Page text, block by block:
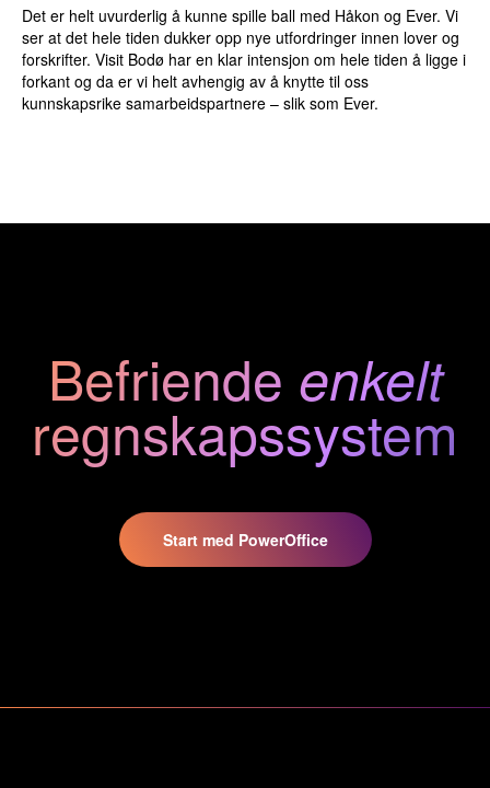
Det er helt uvurderlig å kunne spille ball med Håkon og Ever. Vi
ser at det hele tiden dukker opp nye utfordringer innen lover og
forskrifter. Visit Bodø har en klar intensjon om hele tiden å ligge i
forkant og da er vi helt avhengig av å knytte til oss
kunnskapsrike samarbeidspartnere – slik som Ever.
Befriende enkelt
regnskapssystem
Start med PowerOffice